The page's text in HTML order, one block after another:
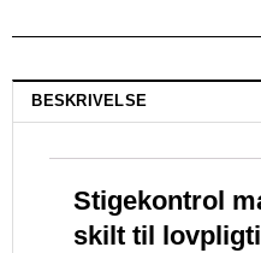
BESKRIVELSE
Stigekontrol
skilt til